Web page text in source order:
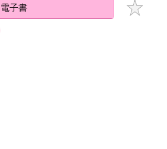
堂所購買的電子書僅能以金石堂專屬
電子書